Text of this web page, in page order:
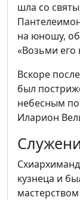
шла со
на юношу,
«Возьми его
Вскоре
был
небесным
Иларион
кузнеца и